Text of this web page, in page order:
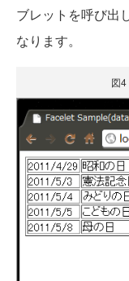
ブレットを呼び出
なります。
図